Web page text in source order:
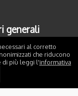
generali
al corretto
che riducono
di più leggi l'informativa